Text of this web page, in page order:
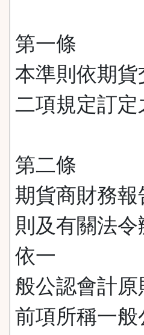
第一條
本準則依期
二項規定訂定
第二條
期貨商財務
則及有關法
依一
般公認會計原
前項所稱一